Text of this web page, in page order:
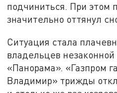
подчиниться. При этом
значительно оттянул
Ситуация стала
владельцев
«Панорама». «Газпром
Владимир» трижды